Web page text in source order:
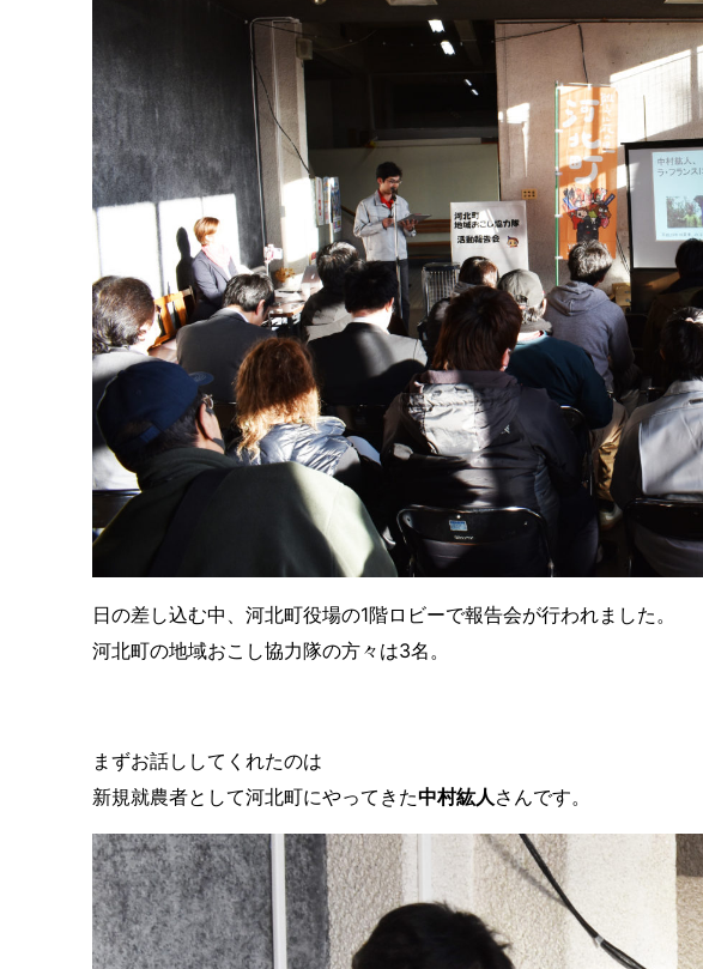
日の差し込む中、河北町役場の1階ロビーで報告会が行われました。
河北町の地域おこし協力隊の方々は3名。
まずお話ししてくれたのは
新規就農者として河北町にやってきた中村紘人さんです。